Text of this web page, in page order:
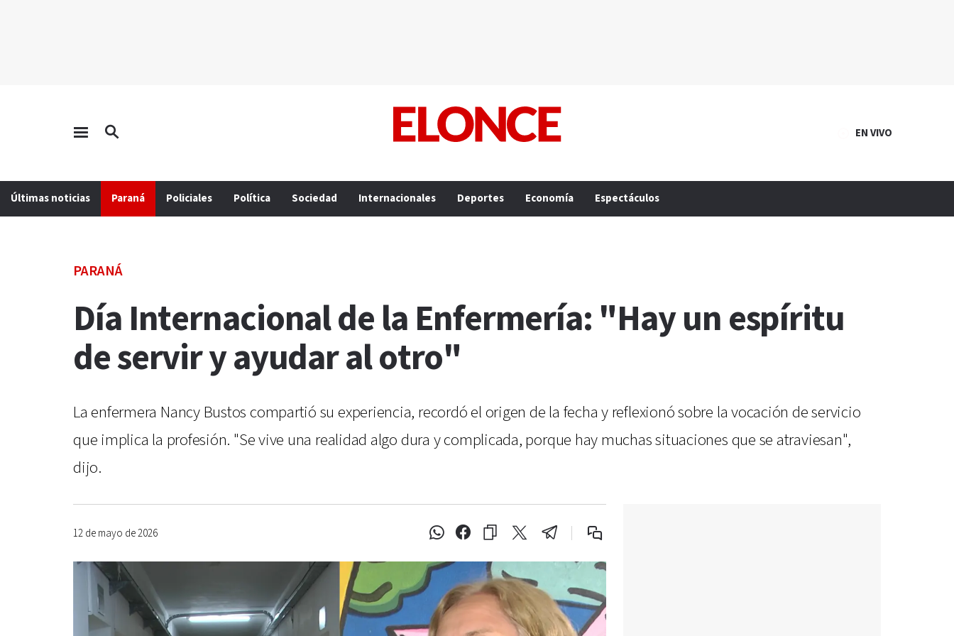
EN VIVO
Últimas noticias Paraná Policiales Política Sociedad Internacionales Deportes Economía Espectáculos
PARANÁ
Día Internacional de la Enfermería: "Hay un espíritu
de servir y ayudar al otro"
La enfermera Nancy Bustos compartió su experiencia, recordó el origen de la fecha y reflexionó sobre la vocación de servicio
que implica la profesión. "Se vive una realidad algo dura y complicada, porque hay muchas situaciones que se atraviesan",
dijo.
12 de mayo de 2026